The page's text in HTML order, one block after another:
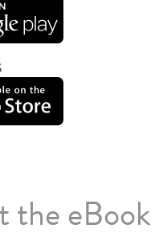
the eBook